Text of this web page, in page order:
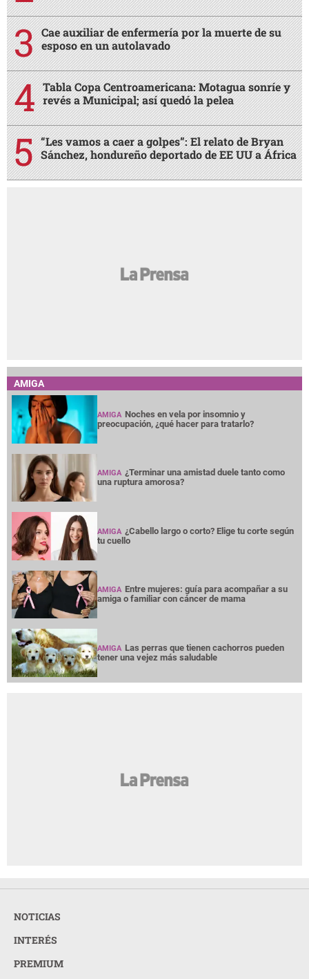
Cae auxiliar de enfermería por la muerte de su
esposo en un autolavado
Tabla Copa Centroamericana: Motagua sonríe y
revés a Municipal; así quedó la pelea
“Les vamos a caer a golpes”: El relato de Bryan
Sánchez, hondureño deportado de EE UU a África
AMIGA
AMIGA Noches en vela por insomnio y
preocupación, ¿qué hacer para tratarlo?
AMIGA ¿Terminar una amistad duele tanto como
una ruptura amorosa?
AMIGA ¿Cabello largo o corto? Elige tu corte según
tu cuello
AMIGA Entre mujeres: guía para acompañar a su
amiga o familiar con cáncer de mama
AMIGA Las perras que tienen cachorros pueden
tener una vejez más saludable
NOTICIAS
INTERÉS
PREMIUM